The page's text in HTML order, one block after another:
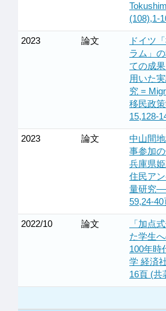
(108),1-
2023 論文
ドイツ
ラム」
ての成
用いた
究 =
移民政
15,128-
2023 論文
中山間
事参加
兵庫県
住民ア
量研究
59,24-
2022/10 論文
「加点
た学生
100年時
学 経済
16頁 (共